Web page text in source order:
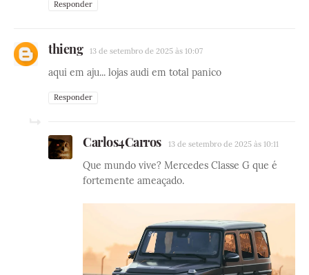
Responder
thieng 13 de setembro de 2025 às 10:07
aqui em aju... lojas audi em total panico
Responder
Carlos4Carros 13 de setembro de 2025 às 10:11
Que mundo vive? Mercedes Classe G que é
fortemente ameaçado.